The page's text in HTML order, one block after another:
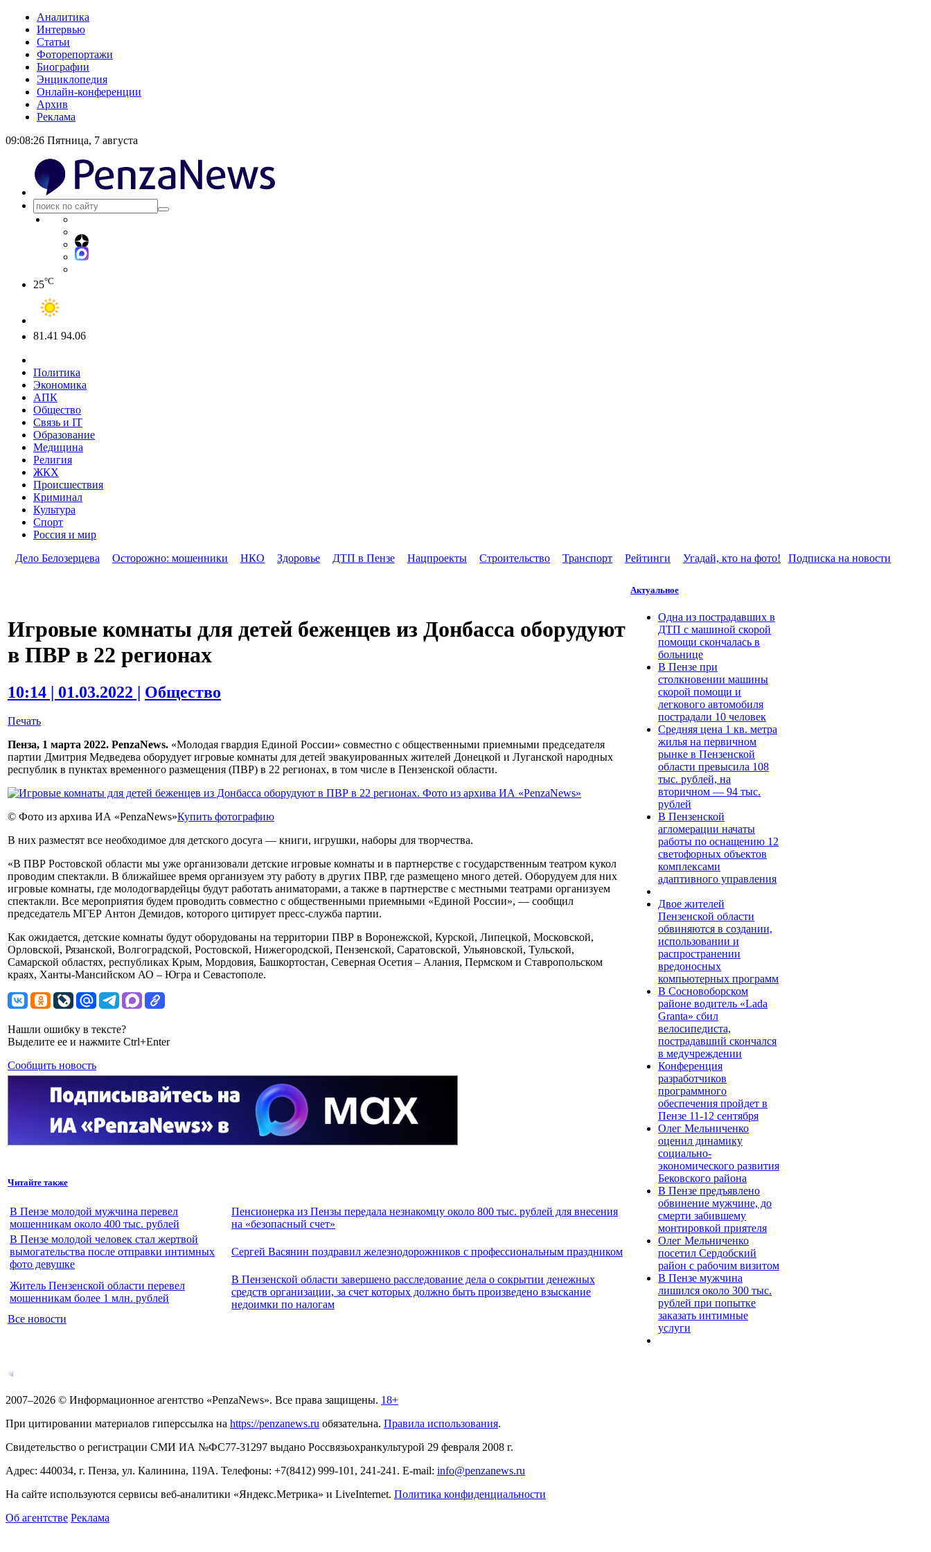
Аналитика
Интервью
Статьи
Фоторепортажи
Биографии
Энциклопедия
Онлайн-конференции
Архив
Реклама
09:08:27 Пятница, 7 августа
25°C
81.41 94.06
Политика
Экономика
АПК
Общество
Связь и IT
Образование
Медицина
Религия
ЖКХ
Происшествия
Криминал
Культура
Спорт
Россия и мир
Дело Белозерцева
Осторожно: мошенники НКО Здоровье ДТП в Пензе Нацпроекты Строительство Транспорт Рейтинги Угадай, кто на фото! Подписка на новости
Игровые комнаты для детей беженцев из Донбасса оборудуют
в ПВР в 22 регионах
10:14 | 01.03.2022 | Общество
Печать
Пенза, 1 марта 2022. PenzaNews. «Молодая гвардия Единой России» совместно с общественными приемными председателя
партии Дмитрия Медведева оборудует игровые комнаты для детей эвакуированных жителей Донецкой и Луганской народных
республик в пунктах временного размещения (ПВР) в 22 регионах, в том числе в Пензенской области.
© Фото из архива ИА «PenzaNews»Купить фотографию
В них разместят все необходимое для детского досуга — книги, игрушки, наборы для творчества.
«В ПВР Ростовской области мы уже организовали детские игровые комнаты и в партнерстве с государственным театром кукол
проводим спектакли. В ближайшее время организуем эту работу в других ПВР, где размещено много детей. Оборудуем для них
игровые комнаты, где молодогвардейцы будут работать аниматорами, а также в партнерстве с местными театрами организуем
спектакли. Все мероприятия будем проводить совместно с общественными приемными «Единой России», — сообщил
председатель МГЕР Антон Демидов, которого цитирует пресс-служба партии.
Как ожидается, детские комнаты будут оборудованы на территории ПВР в Воронежской, Курской, Липецкой, Московской,
Орловской, Рязанской, Волгоградской, Ростовской, Нижегородской, Пензенской, Саратовской, Ульяновской, Тульской,
Самарской областях, республиках Крым, Мордовия, Башкортостан, Северная Осетия – Алания, Пермском и Ставропольском
краях, Ханты-Мансийском АО – Югра и Севастополе.
Нашли ошибку в тексте?
Выделите ее и нажмите Ctrl+Enter
Сообщить новость
Читайте также
В Пензе молодой мужчина перевел
мошенникам около 400 тыс. рублей
Пенсионерка из Пензы передала незнакомцу около 800 тыс. рублей для внесения
на «безопасный счет»
В Пензе молодой человек стал жертвой
вымогательства после отправки интимных
фото девушке
Сергей Васянин поздравил железнодорожников с профессиональным праздником
Житель Пензенской области перевел
мошенникам более 1 млн. рублей
В Пензенской области завершено расследование дела о сокрытии денежных
средств организации, за счет которых должно быть произведено взыскание
недоимки по налогам
Все новости
Актуальное
Одна из пострадавших в
ДТП с машиной скорой
помощи скончалась в
больнице
В Пензе при
столкновении машины
скорой помощи и
легкового автомобиля
пострадали 10 человек
Средняя цена 1 кв. метра
жилья на первичном
рынке в Пензенской
области превысила 108
тыс. рублей, на
вторичном — 94 тыс.
рублей
В Пензенской
агломерации начаты
работы по оснащению 12
светофорных объектов
комплексами
адаптивного управления
Двое жителей
Пензенской области
обвиняются в создании,
использовании и
распространении
вредоносных
компьютерных программ
В Сосновоборском
районе водитель «Lada
Granta» сбил
велосипедиста,
пострадавший скончался
в медучреждении
Конференция
разработчиков
программного
обеспечения пройдет в
Пензе 11-12 сентября
Олег Мельниченко
оценил динамику
социально-
экономического развития
Бековского района
В Пензе предъявлено
обвинение мужчине, до
смерти забившему
монтировкой приятеля
Олег Мельниченко
посетил Сердобский
район с рабочим визитом
В Пензе мужчина
лишился около 300 тыс.
рублей при попытке
заказать интимные
услуги
2007–2026 © Информационное агентство «PenzaNews». Все права защищены. 18+
При цитировании материалов гиперссылка на https://penzanews.ru обязательна. Правила использования.
Свидетельство о регистрации СМИ ИА №ФС77-31297 выдано Россвязьохранкультурой 29 февраля 2008 г.
Адрес: 440034, г. Пенза, ул. Калинина, 119А. Телефоны: +7(8412) 999-101, 241-241 . E-mail: info@penzanews.ru
На сайте используются сервисы веб-аналитики «Яндекс.Метрика» и LiveInternet. Политика конфиденциальности
Об агентстве Реклама